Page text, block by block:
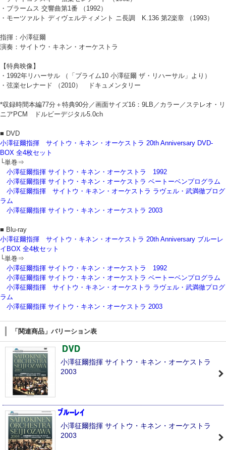
・ブラームス 交響曲第1番 （1992）
・モーツァルト ディヴェルティメント ニ長調 K.136 第2楽章 （1993）
指揮：小澤征爾
演奏：サイトウ・キネン・オーケストラ
【特典映像】
・1992年リハーサル （「プライム10 小澤征爾 ザ・リハーサル」より）
・弦楽セレナード （2010） ドキュメンタリー
*収録時間本編77分＋特典90分／画面サイズ16：9LB／カラー／ステレオ・リ
ニアPCM ドルビーデジタル5.0ch
■ DVD
小澤征爾指揮 サイトウ・キネン・オーケストラ 20th Anniversary DVD-
BOX 全4枚セット
└単巻⇒
小澤征爾指揮 サイトウ・キネン・オーケストラ 1992
小澤征爾指揮 サイトウ・キネン・オーケストラ ベートーベンプログラム
小澤征爾指揮 サイトウ・キネン・オーケストラ ラヴェル・武満徹プログ
ラム
小澤征爾指揮 サイトウ・キネン・オーケストラ 2003
■ Blu-ray
小澤征爾指揮 サイトウ・キネン・オーケストラ 20th Anniversary ブルーレ
イBOX 全4枚セット
└単巻⇒
小澤征爾指揮 サイトウ・キネン・オーケストラ 1992
小澤征爾指揮 サイトウ・キネン・オーケストラ ベートーベンプログラム
小澤征爾指揮 サイトウ・キネン・オーケストラ ラヴェル・武満徹プログ
ラム
小澤征爾指揮 サイトウ・キネン・オーケストラ 2003
「関連商品」バリーション表
小澤征爾指揮 サイトウ・キネン・オーケストラ
2003
小澤征爾指揮 サイトウ・キネン・オーケストラ
2003